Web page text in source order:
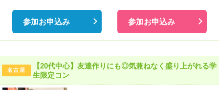
参加お申込み 参加お申込み
名古屋
【20代中心】友達作りにも◎気兼ねなく盛り上がれる学
生限定コン